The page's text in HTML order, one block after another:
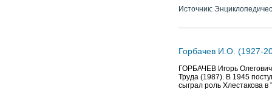
Источник:
Горбачев И.О. (1927-
ГОРБАЧЕВ Игорь
Труда (1987). В 1945
сыграл роль Хлестакова